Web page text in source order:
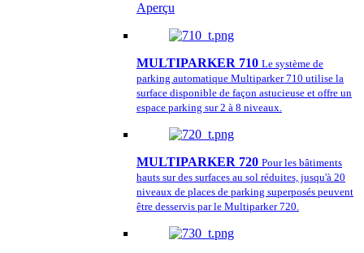
Aperçu
MULTIPARKER 710 Le système de
parking automatique Multiparker 710 utilise la
surface disponible de façon astucieuse et offre un
espace parking sur 2 à 8 niveaux.
MULTIPARKER 720 Pour les bâtiments
hauts sur des surfaces au sol réduites, jusqu'à 20
niveaux de places de parking superposés peuvent
être desservis par le Multiparker 720.